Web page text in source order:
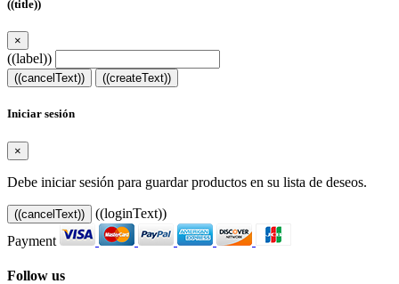
((title))
×
((label))
((cancelText)) ((createText))
Iniciar sesión
×
Debe iniciar sesión para guardar productos en su lista de deseos.
((cancelText))
((loginText))
Payment
Follow us